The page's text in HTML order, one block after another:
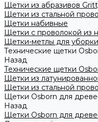
Щетки из абразивов
Щетки из стальной
Щетки набивные
Щетки с проволокой из
Щетки-метлы для уборки
Технические щетки
Назад
Технические щетки
Щетки из
Щетки из стальной
Щетки Osborn для
Назад
Щетки Osborn для